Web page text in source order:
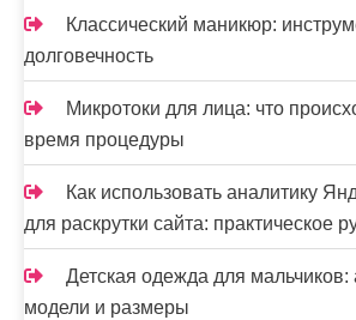
Классический маникюр:
долговечность
Микротоки для лица: что
время процедуры
Как использовать аналитику
для раскрутки сайта: практическое
Детская одежда для мальчиков:
модели и размеры